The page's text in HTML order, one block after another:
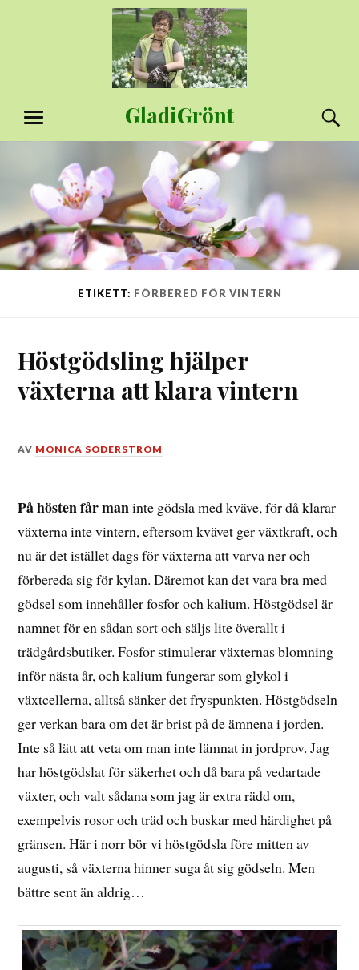
GladiGrönt
MENY
ETIKETT: FÖRBERED FÖR VINTERN
Höstgödsling hjälper
växterna att klara vintern
DEN
2015
AV MONICA SÖDERSTRÖM
På hösten får maninte gödsla med kväve, för då klarar
växterna inte vintern, eftersom kvävet ger växtkraft, och
nu är det istället dags för växterna att varva ner och
förbereda sig för kylan. Däremot kan det vara bra med
gödsel som innehåller fosfor och kalium. Höstgödsel är
namnet för en sådan sort och säljs lite överallt i
trädgårdsbutiker. Fosfor stimulerar växternas blomning
inför nästa år, och kalium fungerar som glykol i
växtcellerna, alltså sänker det fryspunkten. Höstgödseln
ger verkan bara om det är brist på de ämnena i jorden.
Inte så lätt att veta om man inte lämnat in jordprov. Jag
har höstgödslat för säkerhet och då bara på vedartade
växter, och valt sådana som jag är extra rädd om,
exempelvis rosor och träd och buskar med härdighet på
gränsen. Här i norr bör vi höstgödsla före mitten av
augusti, så växterna hinner suga åt sig gödseln. Men
bättre sent än aldrig…